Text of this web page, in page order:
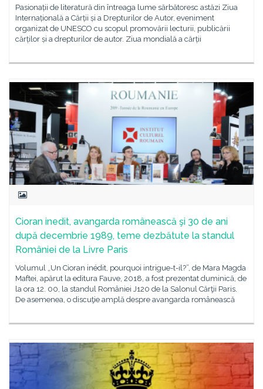
Pasionații de literatură din întreaga lume sărbătoresc astăzi Ziua
Internațională a Cărții și a Drepturilor de Autor, eveniment
organizat de UNESCO cu scopul promovării lecturii, publicării
cărților și a drepturilor de autor. Ziua mondială a cărții
Cioran inedit, avangarda românească şi 30 de ani
după decembrie 1989, teme dezbătute la standul
României de la Livre Paris
Volumul „Un Cioran inédit, pourquoi intrigue-t-il?”, de Mara Magda
Maftei, apărut la editura Fauve, 2018, a fost prezentat duminică, de
la ora 12. 00, la standul României J120 de la Salonul Cărţii Paris.
De asemenea, o discuţie amplă despre avangarda românească